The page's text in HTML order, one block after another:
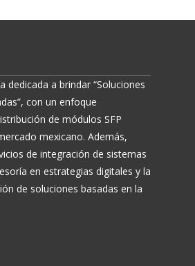
dedicada a brindar “Soluciones
con un enfoque
de módulos SFP
mexicano. Además,
de integración de sistemas
en estrategias digitales y la
de soluciones basadas en la